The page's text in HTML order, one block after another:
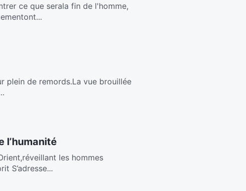
ce que serala fin de l'homme,
plein de remords.La vue brouillée
l’humanité
les hommes
S’adresse...